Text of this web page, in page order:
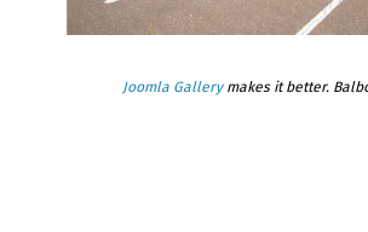
Joomla Gallerymakes it better.